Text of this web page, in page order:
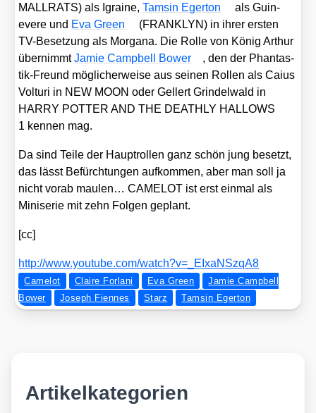
MALLRATS) als Igrai­ne,Tamsin Eger­ton
als Guin­
eve­re und Eva Green
(FRANKLYN) in ihrer ers­ten
TV-Beset­zung als Mor­ga­na. Die Rol­le von König Arthur
über­nimmtJamie Camp­bell Bower
, den der Phan­tas­
tik-Freund mög­li­cher­wei­se aus sei­nen Rol­len als Cai­us
Vol­turi in NEW MOON oder Gel­lert Grin­del­wald in
HARRY POTTER AND THE DEATHLY HALLOWS
1 ken­nen mag.
Da sind Tei­le der Haupt­rol­len ganz schön jung besetzt,
das lässt Befürch­tun­gen auf­kom­men, aber man soll ja
nicht vor­ab mau­len… CAMELOT ist erst ein­mal als
Mini­se­rie mit zehn Fol­gen geplant.
[cc]
http://​www​.you​tube​.com/​w​a​t​c​h​?​v​=​_​E​I​x​a​N​S​z​qA8
Camelot Claire Forlani Eva Green
Jamie Campbell
Bower
Joseph Fiennes Starz Tamsin Egerton
Artikelkategorien